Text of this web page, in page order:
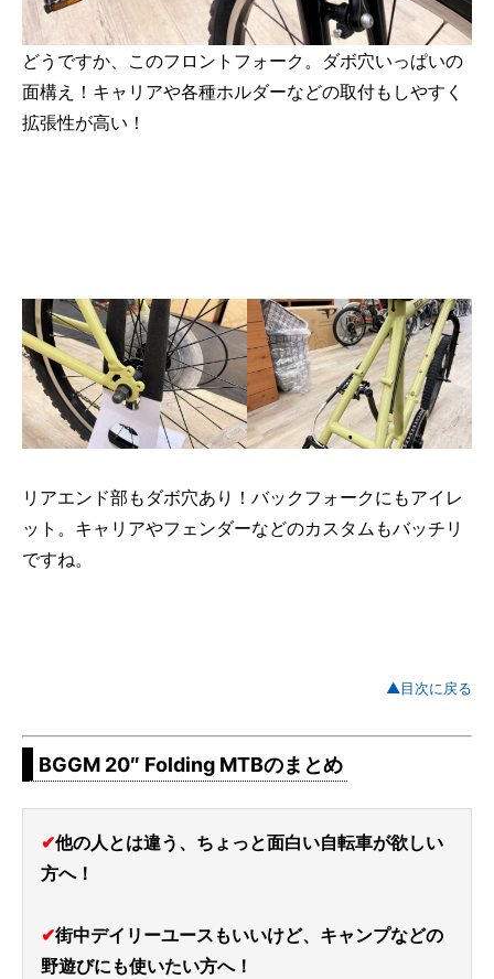
どうですか、このフロントフォーク。ダボ穴いっぱいの
面構え！キャリアや各種ホルダーなどの取付もしやすく
拡張性が高い！
リアエンド部もダボ穴あり！バックフォークにもアイレ
ット。キャリアやフェンダーなどのカスタムもバッチリ
ですね。
▲目次に戻る
BGGM 20″ Folding MTBのまとめ
✔他の人とは違う、ちょっと面白い自転車が欲しい
方へ！
✔街中デイリーユースもいいけど、キャンプなどの
野遊びにも使いたい方へ！